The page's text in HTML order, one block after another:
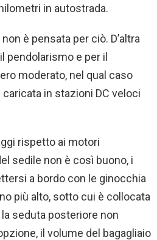
in autostrada.
è pensata per ciò. D’altra
pendolarismo e per il
moderato, nel qual caso
in stazioni DC veloci
rispetto ai motori
sedile non è così buono, i
a bordo con le ginocchia
più alto, sotto cui è collocata
la seduta posteriore non
il volume del bagagliaio